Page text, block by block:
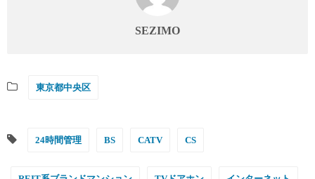
SEZIMO
東京都中央区
24時間管理 BS CATV CS